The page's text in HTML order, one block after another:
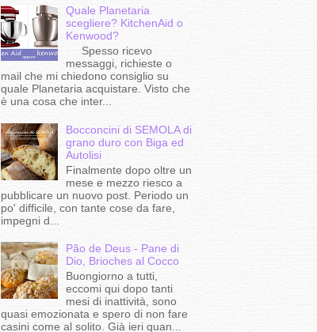
Quale Planetaria
scegliere? KitchenAid o
Kenwood?
Spesso ricevo
messaggi, richieste o
mail che mi chiedono consiglio su
quale Planetaria acquistare. Visto che
è una cosa che inter...
Bocconcini di SEMOLA di
grano duro con Biga ed
Autolisi
Finalmente dopo oltre un
mese e mezzo riesco a
pubblicare un nuovo post. Periodo un
po' difficile, con tante cose da fare,
impegni d...
Pão de Deus - Pane di
Dio, Brioches al Cocco
Buongiorno a tutti,
eccomi qui dopo tanti
mesi di inattività, sono
quasi emozionata e spero di non fare
casini come al solito. Già ieri quan...